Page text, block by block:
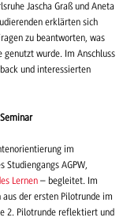
Jascha Graß und Aneta
erklärten sich
zu beantworten, was
wurde. Im Anschluss
und interessierten
im
AGPW,
Lernen – begleitet. Im
der ersten Pilotrunde im
2. Pilotrunde reflektiert und